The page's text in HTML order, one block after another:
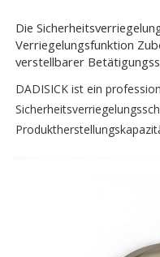
Die
Verriegelungsfunktion
verstellbarer
DADISICK ist ein